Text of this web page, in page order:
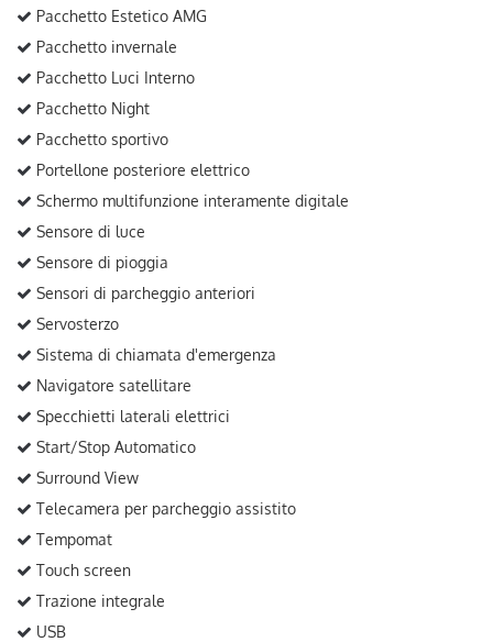
Pacchetto Estetico AMG
Pacchetto invernale
Pacchetto Luci Interno
Pacchetto Night
Pacchetto sportivo
Portellone posteriore elettrico
Schermo multifunzione interamente digitale
Sensore di luce
Sensore di pioggia
Sensori di parcheggio anteriori
Servosterzo
Sistema di chiamata d'emergenza
Navigatore satellitare
Specchietti laterali elettrici
Start/Stop Automatico
Surround View
Telecamera per parcheggio assistito
Tempomat
Touch screen
Trazione integrale
USB